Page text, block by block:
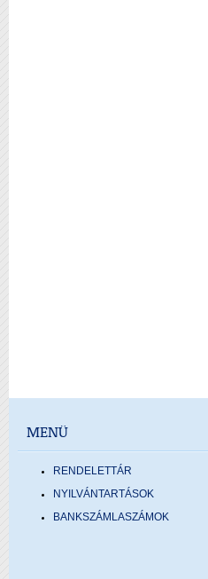
MENÜ
RENDELETTÁR
NYILVÁNTARTÁSOK
BANKSZÁMLASZÁMOK